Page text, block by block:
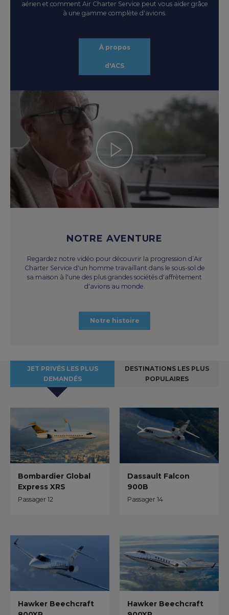
aérien et comment Air Charter Service peut vous aider grâce
à une gamme complète d'avions.
À propos
d'ACS
NOTRE AVENTURE
Regardez notre vidéo pour découvrir la progression d’Air
Charter Service d'un homme travaillant dans le sous-sol de
sa maison à l'une des plus grandes sociétés d'affrètement
d'avions au monde.
Notre histoire
JET PRIVÉS LES PLUS
DEMANDÉS
DESTINATIONS LES PLUS
POPULAIRES
Bombardier Global
Express XRS
Passager 12
Dassault Falcon
900B
Passager 14
Hawker Beechcraft
Hawker Beechcraft